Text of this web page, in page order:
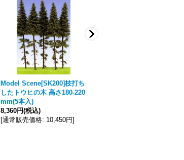
Model Scene[SK200]枝打ち
したトウヒの木 高さ180-220
mm(5本入)
8,360円(税込)
[通常販売価格: 10,450円]